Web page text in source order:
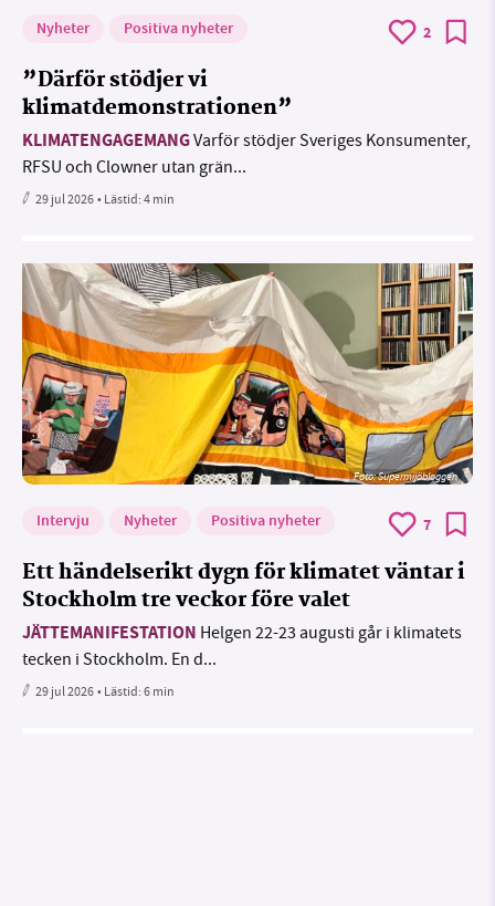
Nyheter Positiva nyheter 2
”Därför stödjer vi
klimatdemonstrationen”
KLIMATENGAGEMANGVarför stödjer Sveriges Konsumenter,
RFSU och Clowner utan grän...
29 jul 2026• Lästid:4 min
Foto: Supermijöbloggen
Intervju Nyheter Positiva nyheter 7
Ett händelserikt dygn för klimatet väntar i
Stockholm tre veckor före valet
JÄTTEMANIFESTATION Helgen 22-23 augusti går i klimatets
tecken i Stockholm. En d...
29 jul 2026• Lästid:6 min